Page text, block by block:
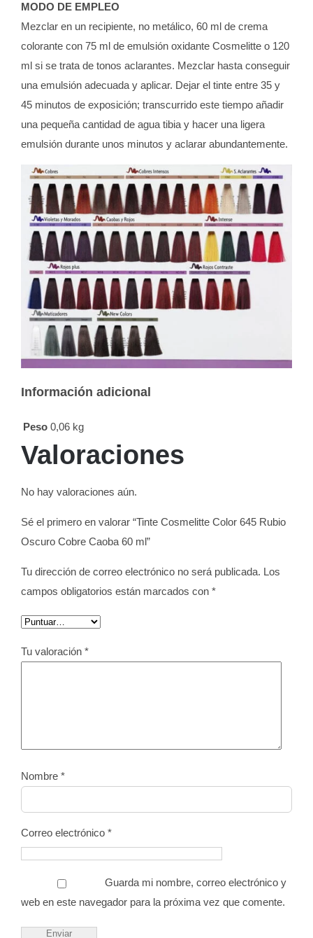
MODO DE EMPLEO
Mezclar en un recipiente, no metálico, 60 ml de crema
colorante con 75 ml de emulsión oxidante Cosmelitte o 120
ml si se trata de tonos aclarantes. Mezclar hasta conseguir
una emulsión adecuada y aplicar. Dejar el tinte entre 35 y
45 minutos de exposición; transcurrido este tiempo añadir
una pequeña cantidad de agua tibia y hacer una ligera
emulsión durante unos minutos y aclarar abundantemente.
Información adicional
Peso 0,06 kg
Valoraciones
No hay valoraciones aún.
Sé el primero en valorar “Tinte Cosmelitte Color 645 Rubio
Oscuro Cobre Caoba 60 ml”
Tu dirección de correo electrónico no será publicada. Los
campos obligatorios están marcados con *
Tu valoración *
Nombre *
Correo electrónico *
Guarda mi nombre, correo electrónico y
web en este navegador para la próxima vez que comente.